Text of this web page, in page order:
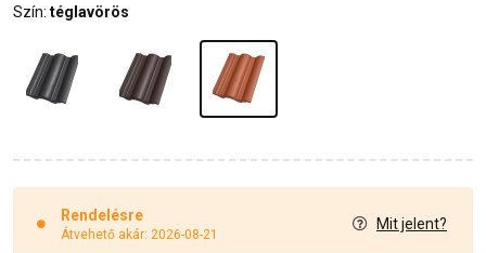
Szín: téglavörös
Rendelésre
Átvehető akár: 2026-08-21
Mit jelent?